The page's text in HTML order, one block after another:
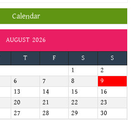
Calendar
AUGUST 2026
T F S
S
1
2
6 7 8
9
13 14 15
16
20 21 22
23
27 28 29
30